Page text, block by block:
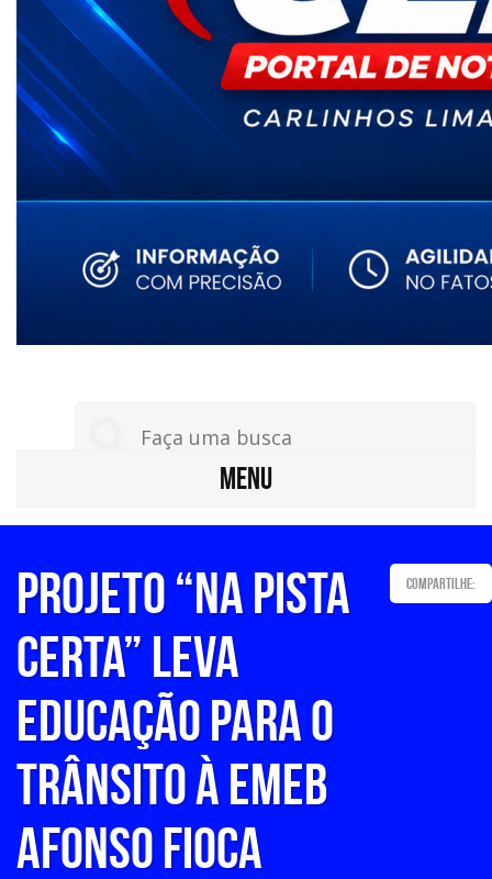
MENU
PROJETO “NA PISTA
CERTA” LEVA
EDUCAÇÃO PARA O
TRÂNSITO À EMEB
AFONSO FIOCA
Compartilhe: